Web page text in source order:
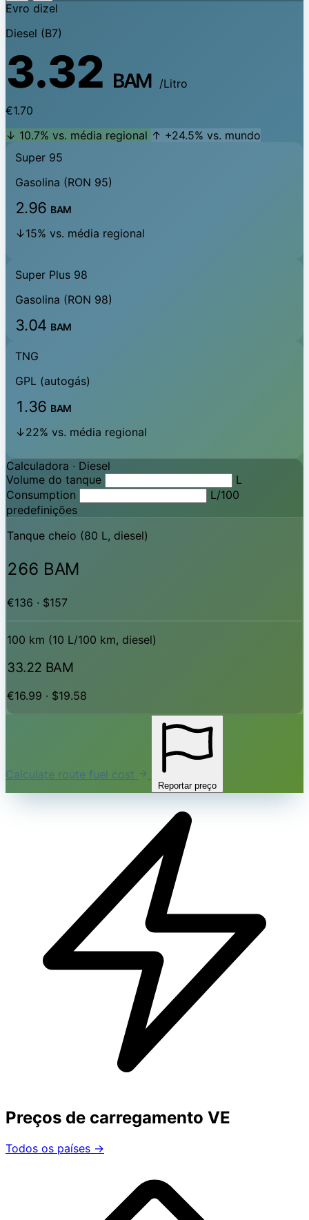
Evro dizel
Diesel (B7)
3.32 BAM
/Litro
€1.70
↓ 10.7% vs. média regional ↑ +24.5% vs. mundo
Super 95
Gasolina (RON 95)
2.96 BAM
↓15% vs. média regional
Super Plus 98
Gasolina (RON 98)
3.04 BAM
TNG
GPL (autogás)
1.36 BAM
↓22% vs. média regional
Calculadora · Diesel
Volume do tanque
L
Consumption
L/100
predefinições
Tanque cheio (80 L, diesel)
266 BAM
€136 · $157
100 km (10 L/100 km, diesel)
33.22 BAM
€16.99 · $19.58
Calculate route fuel cost
Reportar preço
Preços de carregamento VE
Todos os países →